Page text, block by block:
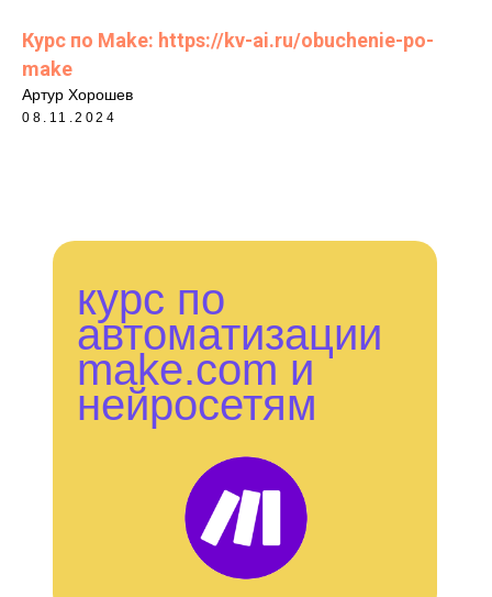
Курс по Make: https://kv-ai.ru/obuchenie-po-
make
Артур Хорошев
08.11.2024
курс по
автоматизации
make.com и
нейросетям